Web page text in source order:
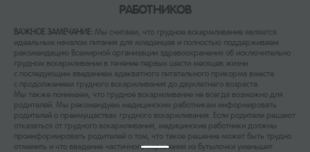
РАБОТНИКОВ
ВАЖНОЕ ЗАМЕЧАНИЕ: Мы считаем, что грудное вскармливание является
идеальным началом питания для младенцев и полностью поддерживаем
рекомендацию Всемирной организации здравоохранения об исключительно
грудном вскармливании в течение первых шести месяцев жизни
с последующим введением адекватного питательного прикорма вместе
с продолжением грудного вскармливания до двухлетнего возраста.
Мы также понимаем, что грудное вскармливание не всегда возможно для
родителей. Мы рекомендуем медицинским работникам информировать
родителей о преимуществах грудного вскармливания. Если родители решают
отказаться от грудного вскармливания, медицинские работники должны
проинформировать родителей о том, что такое решение может быть трудно
отменить и что введение частичного кормления из бутылочки уменьшит